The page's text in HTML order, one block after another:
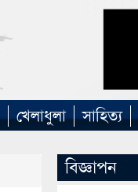
খেলাধুলা সাহিত্য
বিজ্ঞাপন